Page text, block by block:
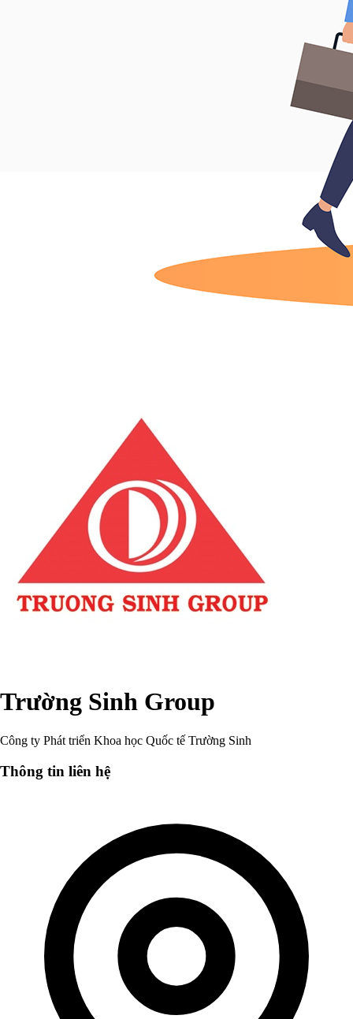
Trường Sinh Group
Công ty Phát triển Khoa học Quốc tế Trường Sinh
Thông tin liên hệ